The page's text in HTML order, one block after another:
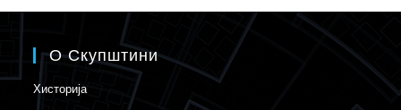
О Скупштини
Хисторија